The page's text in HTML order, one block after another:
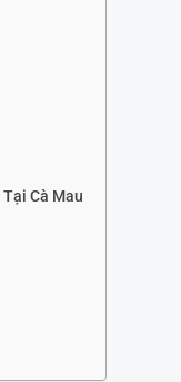
Cà Mau